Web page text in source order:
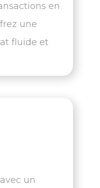
en
une
fluide et
un